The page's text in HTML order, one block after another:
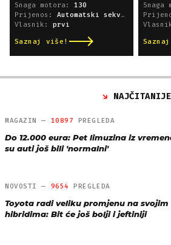
Snaga motora: 130
Prijenos: Automatski sekvencijski
Vlasnik: prvi
Saznaj više!
Snaga
NAJČITANIJE
MAGAZIN — 10897 PREGLEDA
Do 12.000 eura: Pet limuzina iz
su auti još bili 'normalni'
NOVOSTI — 9654 PREGLEDA
Toyota radi veliku promjenu na svojim
hibridima: Bit će još bolji i jeftiniji